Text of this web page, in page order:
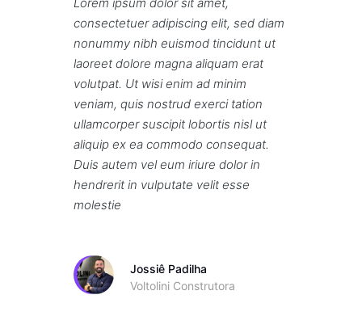
consectetuer adipiscing elit, sed diam
nonummy nibh euismod tincidunt ut
laoreet dolore magna aliquam erat
volutpat. Ut wisi enim ad minim
veniam, quis nostrud exerci tation
ullamcorper suscipit lobortis nisl ut
aliquip ex ea commodo consequat.
Duis autem vel eum iriure dolor in
hendrerit in vulputate velit esse
molestie
Jossiê Padilha
Voltolini Construtora